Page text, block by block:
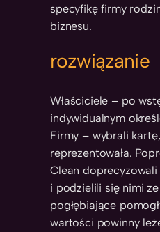
specyfikę firmy
biznesu.
rozwiązanie
Właściciele – po
indywidualnym
Firmy – wybrali
reprezentowała.
Clean
i podzielili się nimi
pogłębiające
wartości powinny